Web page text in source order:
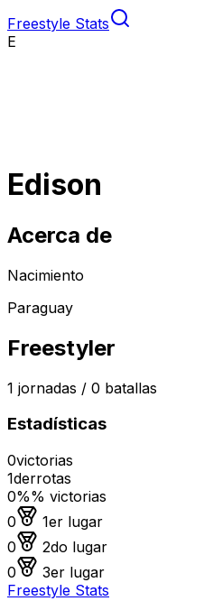
Freestyle Stats
E
Edison
Acerca de
Nacimiento
Paraguay
Freestyler
1 jornadas / 0 batallas
Estadísticas
0victorias
1derrotas
0%% victorias
0
Medalla de oro
1er lugar
0
Medalla de plata
2do lugar
0
Medalla de bronce
3er lugar
Freestyle Stats